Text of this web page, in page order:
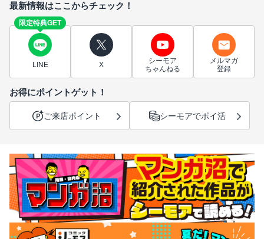
最新情報はここからチェック！
限定特典GET
LINE X
シーモア
ちゃんねる
メルマガ
登録
お得にポイントゲット！
ご来店ポイント シーモアでポイ活